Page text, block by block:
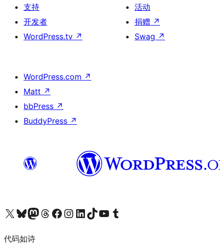
支持
开发者
WordPress.tv ↗
活动
捐赠 ↗
Swag ↗
WordPress.com ↗
Matt ↗
bbPress ↗
BuddyPress ↗
关注我们的 X（原 Twitter）账号访问我们的 Bluesky 账号关注我们的 Mastodon 账号访问我们的 Threads 账号 访问我们的 Facebook 公共主页关注我们的 Instagram 账号 关注我们的 LinkedIn 主页访问我们的 TikTok 账号访问我们的 YouTube 频道 访问我们的 Tumblr 账号
代码如诗